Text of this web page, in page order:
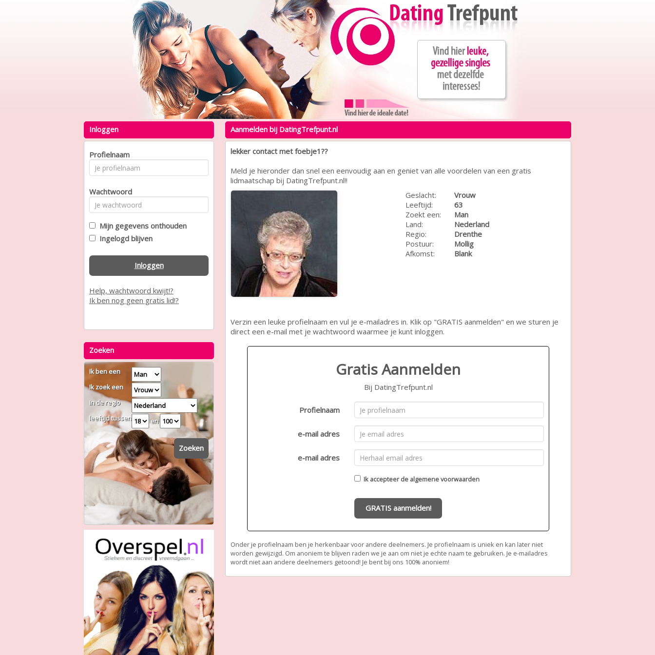
Aanmelden bij DatingTrefpunt.nl
lekker contact met foebje1??
Meld je hieronder dan snel een eenvoudig aan en geniet van alle voordelen van een gratis
lidmaatschap bij DatingTrefpunt.nl!!
Geslacht:
Vrouw
Leeftijd:
63
Zoekt een:
Man
Land:
Nederland
Regio:
Drenthe
Postuur:
Mollig
Afkomst:
Blank
Verzin een leuke profielnaam en vul je e-mailadres in. Klik op "GRATIS aanmelden" en we sturen je
direct een e-mail met je wachtwoord waarmee je kunt inloggen.
Gratis Aanmelden
Bij DatingTrefpunt.nl
Profielnaam
e-mail adres
e-mail adres
Ik accepteer de algemene voorwaarden
GRATIS aanmelden!
Onder je profielnaam ben je herkenbaar voor andere deelnemers. Je profielnaam is uniek en kan later niet
worden gewijzigd. Om anoniem te blijven raden we je aan om niet je echte naam te gebruiken. Je e-mailadres
wordt niet aan andere deelnemers getoond! Je bent bij ons 100% anoniem!
Inloggen
Profielnaam
Wachtwoord
Mijn gegevens onthouden
Ingelogd blijven
Inloggen
Help, wachtwoord kwijt!?
Ik ben nog geen gratis lid!?
Zoeken
Ik ben een
Ik zoek een
In de regio
leeftijd tussen
en
Zoeken